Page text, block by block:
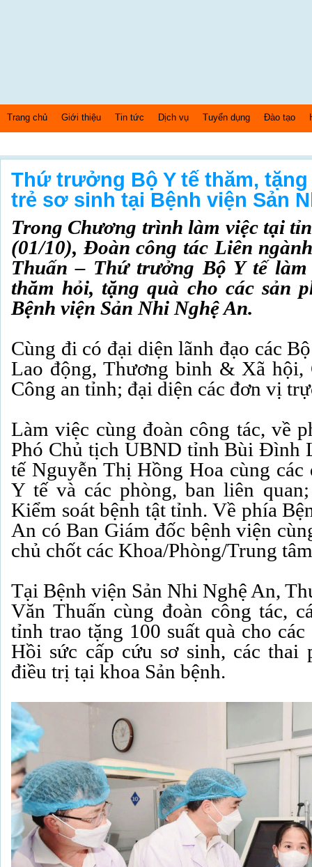
Trang chủ Giới thiệu Tin tức Dịch vụ Tuyển dụng Đào tạo
Thứ trưởng Bộ Y tế thăm,
trẻ sơ sinh tại Bệnh viện Sản
Trong Chương trình làm việc tại
(01/10), Đoàn công tác Liên
Thuấn – Thứ trưởng Bộ Y tế
thăm hỏi, tặng quà cho các sản
Bệnh viện Sản Nhi Nghệ An.
Cùng đi có đại diện lãnh đạo các
Lao động, Thương binh & Xã
Công an tỉnh; đại diện các đơn vị
Làm việc cùng đoàn công tác, về
Phó Chủ tịch UBND tỉnh Bùi Đình
tế Nguyễn Thị Hồng Hoa cùng các
Y tế và các phòng, ban liên
Kiểm soát bệnh tật tỉnh. Về phía
An có Ban Giám đốc bệnh viện
chủ chốt các Khoa/Phòng/Trung
Tại Bệnh viện Sản Nhi Nghệ An,
Văn Thuấn cùng đoàn công tác,
tỉnh trao tặng 100 suất quà cho
Hồi sức cấp cứu sơ sinh, các thai
điều trị tại khoa Sản bệnh.